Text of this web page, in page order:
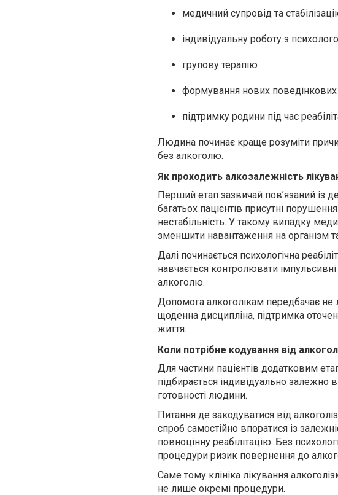
медичний супровід та
індивідуальну роботу з
групову терапію
формування нових
підтримку родини під час
Людина починає краще розуміти
без алкоголю.
Як проходить алкозалежність
Перший етап зазвичай пов’язаний із
багатьох пацієнтів присутні
нестабільність. У такому випадку
зменшити навантаження на організм та
Далі починається психологічна
навчається контролювати
алкоголю.
Допомога алкоголікам передбачає не
щоденна дисципліна, підтримка
життя.
Коли потрібне кодування від
Для частини пацієнтів додатковим
підбирається індивідуально залежно
готовності людини.
Питання де закодуватися від
спроб самостійно впоратися із
повноцінну реабілітацію. Без
процедури ризик повернення до
Саме тому клініка лікування
не лише окремі процедури.